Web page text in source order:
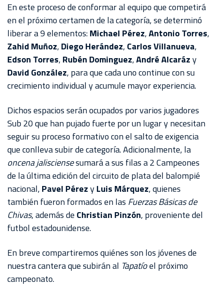
En este proceso de conformar al equipo que competirá
en el próximo certamen de la categoría, se determinó
liberar a 9 elementos:Michael Pérez,Antonio Torres,
Zahid Muñoz, Diego Herández, Carlos Villanueva,
Edson Torres, Rubén Dominguez,André Alcarázy
David González, para que cada uno continue con su
crecimiento individual y acumule mayor experiencia.
Dichos espacios serán ocupados por varios jugadores
Sub 20 que han pujado fuerte por un lugar y necesitan
seguir su proceso formativo con el salto de exigencia
que conlleva subir de categoría. Adicionalmente, la
oncena jalisciensesumará a sus filas a 2 Campeones
de la última edición del circuito de plata del balompié
nacional, Pavel PérezyLuis Márquez, quienes
también fueron formados en las Fuerzas Básicas de
Chivas, además de Christian Pinzón, proveniente del
futbol estadounidense.
En breve compartiremos quiénes son los jóvenes de
nuestra cantera que subirán al Tapatíoel próximo
campeonato.